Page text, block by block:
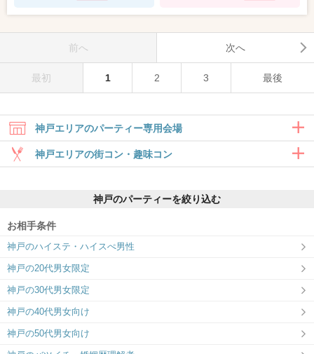
前へ 次へ
最初 1 2 3 最後
神戸エリアのパーティー専用会場
自然体で話せる、神戸らしさが息づく婚
神戸エリアの街コン・趣味コン
6対6～｜食事・ドリンク付きグループト
神戸のパーティーを絞り込む
お相手条件
神戸のハイステ・ハイスぺ男性
神戸の20代男女限定
神戸の30代男女限定
神戸の40代男女向け
神戸の50代男女向け